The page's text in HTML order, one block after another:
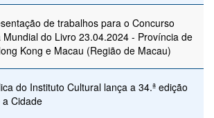
de trabalhos para o Concurso
Mundial do Livro 23.04.2024 - Província de
Kong e Macau (Região de Macau)
do Instituto Cultural lança a 34.ª edição
Cidade